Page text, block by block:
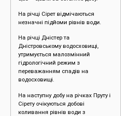
На річці Сірет відмічаються
незначні підйоми рівнів води.
На річці Дністер та
Дністровському водосховищі,
утримується малозмінний
гідрологічний режим з
переважанням спадів на
водосховищі.
На наступну добу на річках Пруту і
Сірету очікуються добові
коливання рівнів води з